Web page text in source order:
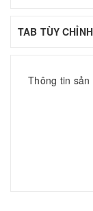
TAB TÙY CHỈNH
Thông tin